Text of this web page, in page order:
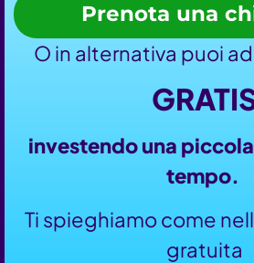
Prenota una
O in alternativa puoi
investendo una
tempo.
Ti spieghiamo come
gratuita